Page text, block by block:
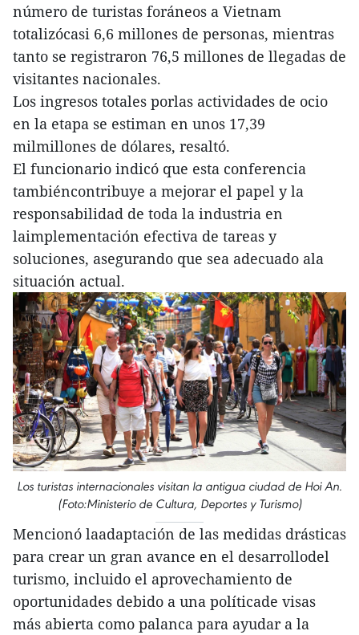
número de turistas foráneos a Vietnam
totalizócasi 6,6 millones de personas, mientras
tanto se registraron 76,5 millones de llegadas de
visitantes nacionales.
Los ingresos totales porlas actividades de ocio
en la etapa se estiman en unos 17,39
milmillones de dólares, resaltó.
El funcionario indicó que esta conferencia
tambiéncontribuye a mejorar el papel y la
responsabilidad de toda la industria en
laimplementación efectiva de tareas y
soluciones, asegurando que sea adecuado ala
situación actual.
Los turistas internacionales visitan la antigua ciudad de Hoi An.
(Foto:Ministerio de Cultura, Deportes y Turismo)
Mencionó laadaptación de las medidas drásticas
para crear un gran avance en el desarrollodel
turismo, incluido el aprovechamiento de
oportunidades debido a una políticade visas
más abierta como palanca para ayudar a la